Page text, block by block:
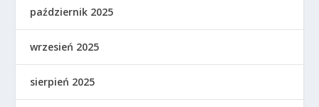
październik 2025
wrzesień 2025
sierpień 2025